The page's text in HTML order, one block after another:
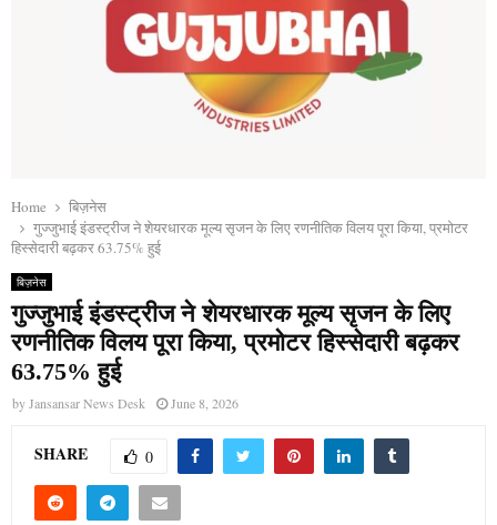
Home
बिज़नेस
गुज्जुभाई इंडस्ट्रीज ने शेयरधारक मूल्य सृजन के लिए रणनीतिक विलय पूरा किया, प्रमोटर
हिस्सेदारी बढ़कर 63.75% हुई
बिज़नेस
गुज्जुभाई इंडस्ट्रीज ने शेयरधारक मूल्य सृजन के लिए
रणनीतिक विलय पूरा किया, प्रमोटर हिस्सेदारी बढ़कर
63.75% हुई
byJansansar News Desk June 8, 2026
SHARE 0